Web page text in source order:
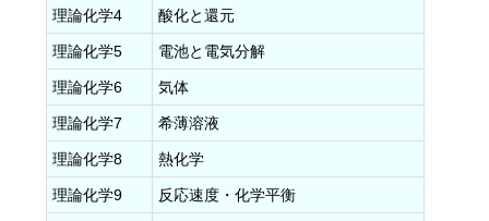
理論化学4 酸化と還元
理論化学5 電池と電気分解
理論化学6 気体
理論化学7 希薄溶液
理論化学8 熱化学
理論化学9 反応速度・化学平衡